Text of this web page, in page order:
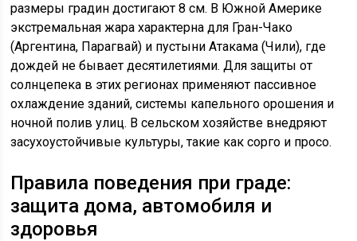
размеры градин достигают 8 см. В Южной Америке
экстремальная жара характерна для Гран-Чако
(Аргентина, Парагвай) и пустыни Атакама (Чили), где
дождей не бывает десятилетиями. Для защиты от
солнцепека в этих регионах применяют пассивное
охлаждение зданий, системы капельного орошения и
ночной полив улиц. В сельском хозяйстве внедряют
засухоустойчивые культуры, такие как сорго и просо.
Правила поведения при граде:
защита дома, автомобиля и
здоровья